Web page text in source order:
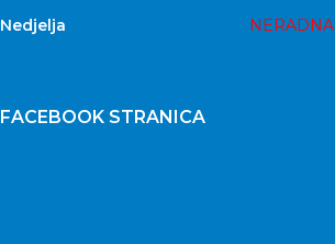
Nedjelja
NERADNA
FACEBOOK STRANICA